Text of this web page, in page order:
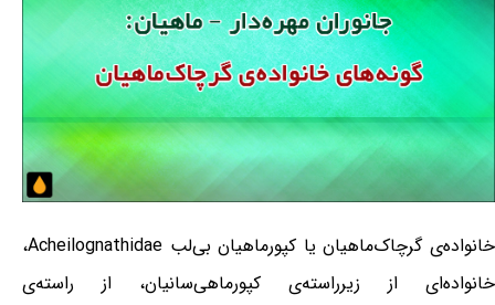
خانواده‌ی گرچاک‌ماهیان یا کپورماهیان بی‌لب Acheilognathidae،
خانواده‌ای از زیرراسته‌ی کپورماهی‌سانیان، از راسته‌ی